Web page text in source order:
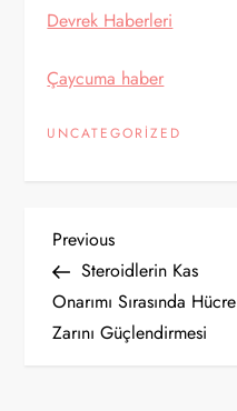
Devrek Haberleri
Çaycuma haber
UNCATEGORIZED
Y
a
z
Previous
Post
Previous
Steroidlerin Kas
Onarımı Sırasında Hücre
Zarını Güçlendirmesi